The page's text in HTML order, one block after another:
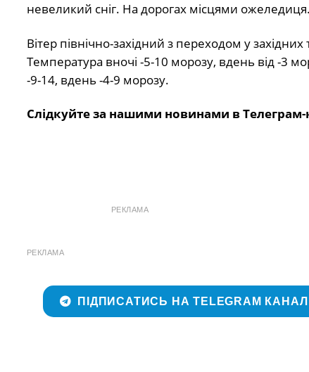
невеликий сніг. На дорогах місцями ожеледиця.
Вітер північно-західний з переходом у
Температура вночі -5-10 морозу, вдень від -3
-9-14, вдень -4-9 морозу.
Слідкуйте за нашими новинами в Телеграм-
РЕКЛАМА
РЕКЛАМА
ПІДПИСАТИСЬ НА TELEGRAM КАНАЛ